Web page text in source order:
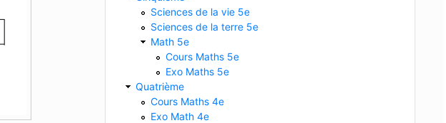
Sciences de la vie 5e
Sciences de la terre 5e
Math 5e
Cours Maths 5e
Exo Maths 5e
Quatrième
Cours Maths 4e
Exo Math 4e